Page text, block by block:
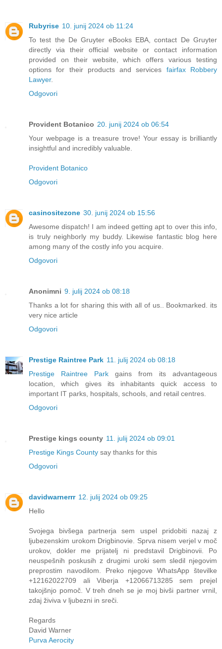
Rubyrise 10. junij 2024 ob 11:24
To test the De Gruyter eBooks EBA, contact De Gruyter
directly via their official website or contact information
provided on their website, which offers various testing
options for their products and services fairfax Robbery
Lawyer.
Odgovori
Provident Botanico 20. junij 2024 ob 06:54
Your webpage is a treasure trove! Your essay is brilliantly
insightful and incredibly valuable.
Provident Botanico
Odgovori
casinositezone 30. junij 2024 ob 15:56
Awesome dispatch! I am indeed getting apt to over this info,
is truly neighborly my buddy. Likewise fantastic blog here
among many of the costly info you acquire.
Odgovori
Anonimni 9. julij 2024 ob 08:18
Thanks a lot for sharing this with all of us.. Bookmarked. its
very nice article
Odgovori
Prestige Raintree Park 11. julij 2024 ob 08:18
Prestige Raintree Park gains from its advantageous
location, which gives its inhabitants quick access to
important IT parks, hospitals, schools, and retail centres.
Odgovori
Prestige kings county 11. julij 2024 ob 09:01
Prestige Kings County say thanks for this
Odgovori
davidwarnerrr 12. julij 2024 ob 09:25
Hello
Svojega bivšega partnerja sem uspel pridobiti nazaj z
ljubezenskim urokom Drigbinovie. Sprva nisem verjel v moč
urokov, dokler me prijatelj ni predstavil Drigbinovii. Po
neuspešnih poskusih z drugimi uroki sem sledil njegovim
preprostim navodilom. Preko njegove WhatsApp številke
+12162022709 ali Viberja +12066713285 sem prejel
takojšnjo pomoč. V treh dneh se je moj bivši partner vrnil,
zdaj živiva v ljubezni in sreči.
Regards
David Warner
Purva Aerocity